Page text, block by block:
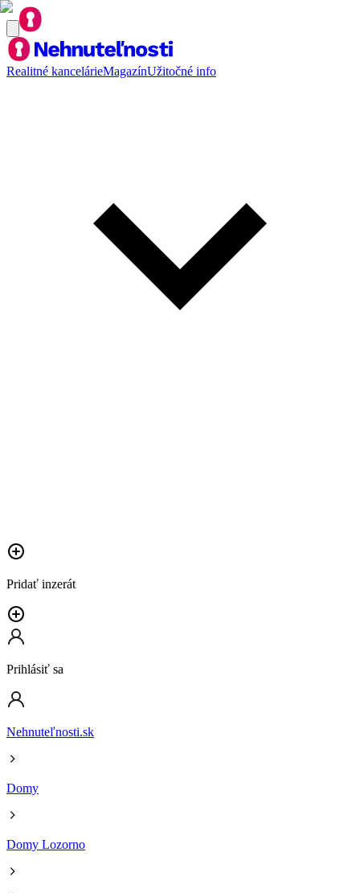
Realitné kancelárieMagazínUžitočné info
Pridať inzerát
Prihlásiť sa
Nehnuteľnosti.sk
Domy
Domy Lozorno